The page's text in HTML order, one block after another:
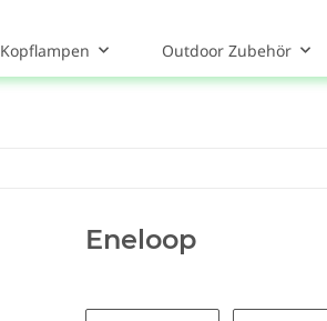
Kopflampen Outdoor Zubehör
Eneloop